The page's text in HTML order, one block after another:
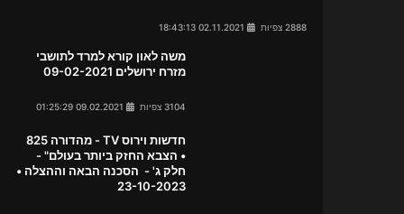
2888 צפיות
משה לאון קורא למרד לתושבי
מזרח ירושלים 09-02-2021
3104 צפיות
חדשות וירוס TV - מהדורה 825
• הצבא החזק ביותר בעולם" -
חלק ג' - הסכנה הבאה וההצלה •
23-10-2023